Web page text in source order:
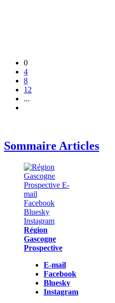
0
4
8
12
...
Sommaire Articles
Région
Gascogne
Prospective
E-mail
Facebook
Bluesky
Instagram